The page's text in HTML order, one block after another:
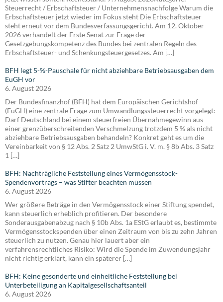
Steuerrecht / Erbschaftsteuer / Unternehmensnachfolge Warum die
Erbschaftsteuer jetzt wieder im Fokus steht Die Erbschaftsteuer
steht erneut vor dem Bundesverfassungsgericht. Am 12. Oktober
2026 verhandelt der Erste Senat zur Frage der
Gesetzgebungskompetenz des Bundes bei zentralen Regeln des
Erbschaftsteuer- und Schenkungsteuergesetzes. Am […]
BFH legt 5-%-Pauschale für nicht abziehbare Betriebsausgaben dem
EuGH vor
6. August 2026
Der Bundesfinanzhof (BFH) hat dem Europäischen Gerichtshof
(EuGH) eine zentrale Frage zum Umwandlungssteuerrecht vorgelegt:
Darf Deutschland bei einem steuerfreien Übernahmegewinn aus
einer grenzüberschreitenden Verschmelzung trotzdem 5 % als nicht
abziehbare Betriebsausgaben behandeln? Konkret geht es um die
Vereinbarkeit von § 12 Abs. 2 Satz 2 UmwStG i. V. m. § 8b Abs. 3 Satz
1 […]
BFH: Nachträgliche Feststellung eines Vermögensstock-
Spendenvortrags – was Stifter beachten müssen
6. August 2026
Wer größere Beträge in den Vermögensstock einer Stiftung spendet,
kann steuerlich erheblich profitieren. Der besondere
Sonderausgabenabzug nach § 10b Abs. 1a EStG erlaubt es, bestimmte
Vermögensstockspenden über einen Zeitraum von bis zu zehn Jahren
steuerlich zu nutzen. Genau hier lauert aber ein
verfahrensrechtliches Risiko: Wird die Spende im Zuwendungsjahr
nicht richtig erklärt, kann ein späterer […]
BFH: Keine gesonderte und einheitliche Feststellung bei
Unterbeteiligung an Kapitalgesellschaftsanteil
6. August 2026